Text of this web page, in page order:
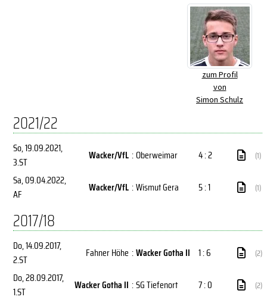
zum Profil
von
Simon Schulz
2021/22
So, 19.09.2021,
3.ST
Wacker/VfL :Oberweimar 4 : 2 (1)
Sa, 09.04.2022,
AF
Wacker/VfL :Wismut Gera 5 : 1 (1)
2017/18
Do, 14.09.2017,
2.ST
Fahner Höhe :Wacker Gotha II 1 : 6 (2)
Do, 28.09.2017,
1.ST
Wacker Gotha II :SG Tiefenort 7 : 0 (2)